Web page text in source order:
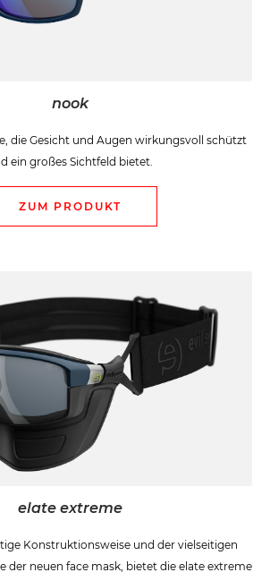
nook
die Gesicht und Augen wirkungsvoll schützt
ein großes Sichtfeld bietet.
ZUM PRODUKT
elate extreme
Konstruktionsweise und der vielseitigen
der neuen face mask, bietet die elate extreme